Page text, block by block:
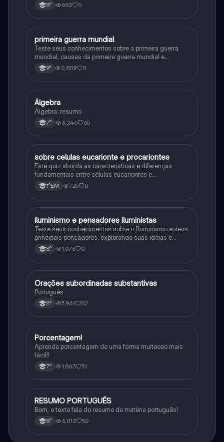
8° 692 0
História
primeira guerra mundial
Teste seus conhecimentos sobre a primeira guerra
mundial, causas da primeira guerra mundial e
consequências da Primeira Guerra Mundial, fases da
primeira guerra mundial
9° 2,809 0
Matematica
Álgebra
Álgebra: resumo
7° 3,246 65
Biologia
sobre celulas eucarionte e procariontes
Este quiz aborda as características e diferenças
fundamentais entre células eucariontes e
procariontes.
1°EM 725 0
História
iluminismo e pensadores iluministas
Teste seus conhecimentos sobre o Iluminismo e seus
principais pensadores, explorando suas ideias e
impacto histórico.
8° 1,073 0
Português
Orações subordinadas substantivas
Português
8° 5,961 82
Matematica
Porcentagem!
Aprenda porcentagem de uma forma muitoooo mais
fácil!!
7° 1,863 51
Português
RESUMO PORTUGUÊS
Bom, o texto fala do resumo da matéria português!
8° 3,012 52